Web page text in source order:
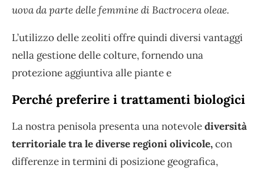
uova da parte delle femmine di Bactrocera oleae.
L’utilizzo delle zeoliti offre quindi diversi vantaggi
nella gestione delle colture, fornendo una
protezione aggiuntiva alle piante e
Perché preferire i trattamenti biologici
La nostra penisola presenta una notevolediversità
territoriale tra le diverse regioni olivicole,con
differenze in termini di posizione geografica,